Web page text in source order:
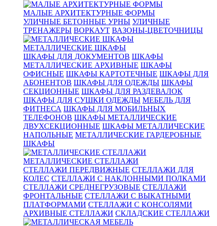
МАЛЫЕ АРХИТЕКТУРНЫЕ ФОРМЫ
УЛИЧНЫЕ БЕТОННЫЕ УРНЫ УЛИЧНЫЕ
ТРЕНАЖЕРЫ ВОРКАУТ ВАЗОНЫ-ЦВЕТОЧНИЦЫ
МЕТАЛЛИЧЕСКИЕ ШКАФЫ
ШКАФЫ ДЛЯ ДОКУМЕНТОВ ШКАФЫ
МЕТАЛЛИЧЕСКИЕ АРХИВНЫЕ ШКАФЫ
ОФИСНЫЕ ШКАФЫ КАРТОТЕЧНЫЕ ШКАФЫ ДЛЯ
АБОНЕНТОВ ШКАФЫ ДЛЯ ОДЕЖДЫ ШКАФЫ
СЕКЦИОННЫЕ ШКАФЫ ДЛЯ РАЗДЕВАЛОК
ШКАФЫ ДЛЯ СУШКИ ОДЕЖДЫ МЕБЕЛЬ ДЛЯ
ФИТНЕСА ШКАФЫ ДЛЯ МОБИЛЬНЫХ
ТЕЛЕФОНОВ ШКАФЫ МЕТАЛЛИЧЕСКИЕ
ДВУХСЕКЦИОННЫЕ ШКАФЫ МЕТАЛЛИЧЕСКИЕ
НАПОЛЬНЫЕ МЕТАЛЛИЧЕСКИЕ ГАРДЕРОБНЫЕ
ШКАФЫ
МЕТАЛЛИЧЕСКИЕ СТЕЛЛАЖИ
СТЕЛЛАЖИ ПЕРЕДВИЖНЫЕ СТЕЛЛАЖИ ДЛЯ
КОЛЕС СТЕЛЛАЖИ С НАКЛОННЫМИ ПОЛКАМИ
СТЕЛЛАЖИ СРЕДНЕГРУЗОВЫЕ СТЕЛЛАЖИ
ФРОНТАЛЬНЫЕ СТЕЛЛАЖИ С ВЫКАТНЫМИ
ПЛАТФОРМАМИ СТЕЛЛАЖИ С КОНСОЛЯМИ
АРХИВНЫЕ СТЕЛЛАЖИ СКЛАДСКИЕ СТЕЛЛАЖИ